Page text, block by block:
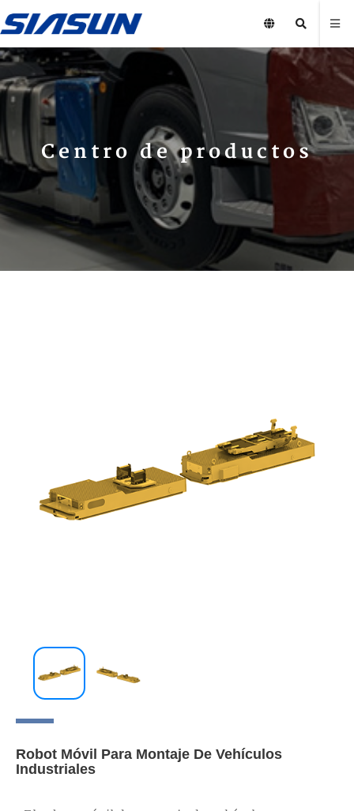
Centro de productos
Robot Móvil Para Montaje De Vehículos
Industriales